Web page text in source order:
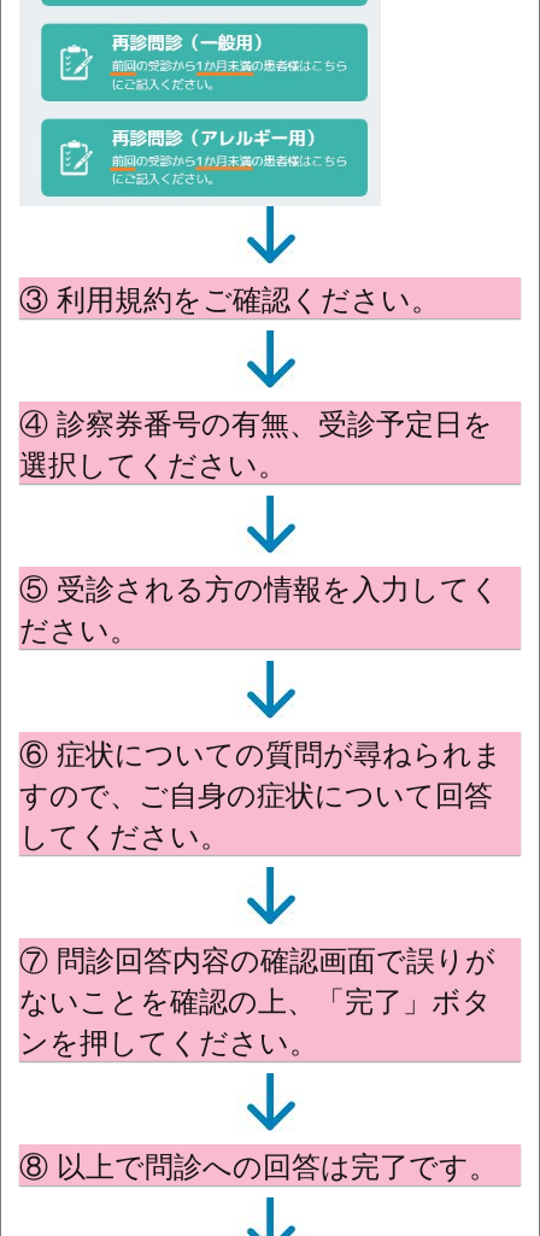
③ 利用規約をご確認ください。
④ 診察券番号の有無、受診予定日を
選択してください。
⑤ 受診される方の情報を入力してく
ださい。
⑥ 症状についての質問が尋ねられま
すので、ご自身の症状について回答
してください。
⑦ 問診回答内容の確認画面で誤りが
ないことを確認の上、「完了」ボタ
ンを押してください。
⑧ 以上で問診への回答は完了です。